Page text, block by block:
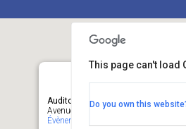
Auditoire Léon Frédéricq, Tour
Avenue de l’Hôpital, 1 (B34) - Liège
Évènements
This page can't load
Do you own this